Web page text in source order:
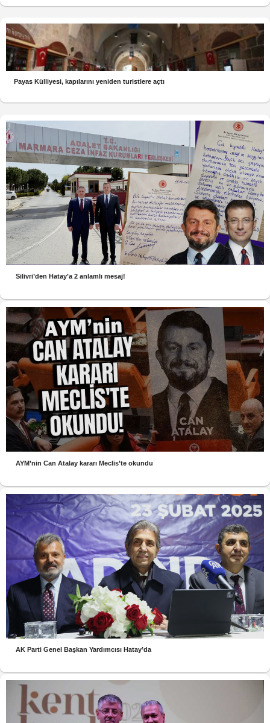
Payas Külliyesi, kapılarını yeniden turistlere açtı
Silivri’den Hatay’a 2 anlamlı mesaj!
AYM’nin Can Atalay kararı Meclis’te okundu
AK Parti Genel Başkan Yardımcısı Hatay’da